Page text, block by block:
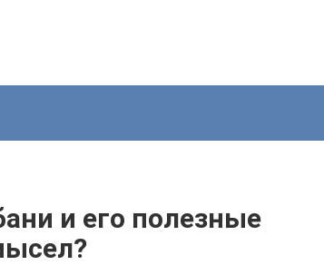
и его полезные